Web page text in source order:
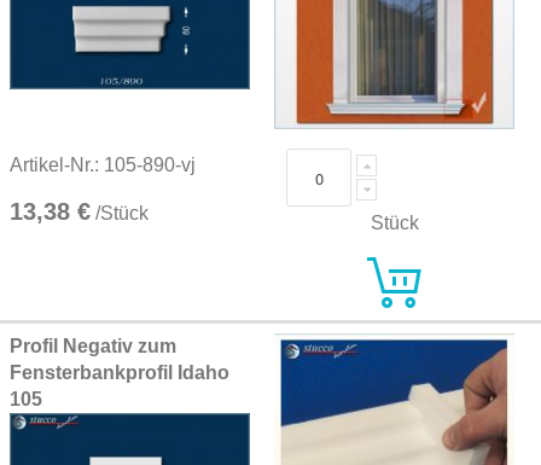
Artikel-Nr.: 105-890-vj
13,38 € /Stück Stück
Profil Negativ zum
Fensterbankprofil Idaho
105